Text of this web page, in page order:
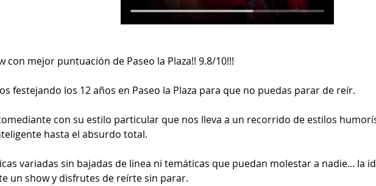
con mejor puntuación de Paseo la Plaza!! 9.8/10!!!
festejando los 12 años en Paseo la Plaza para que no puedas parar de reír.
con su estilo particular que nos lleva a un recorrido de estilos
hasta el absurdo total.
variadas sin bajadas de linea ni temáticas que puedan molestar a nadie... la
un show y disfrutes de reírte sin parar.